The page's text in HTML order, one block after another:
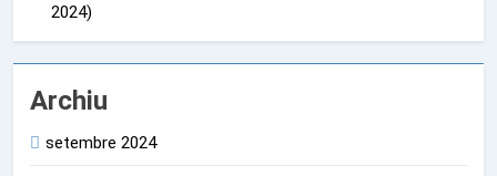
2024)
Archiu
setembre 2024